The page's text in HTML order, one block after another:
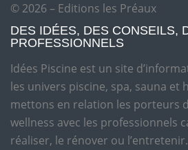
© 2026 – Editions les Préaux
DES IDÉES, DES CONSEILS,
PROFESSIONNELS
Idées Piscine est un site
les univers piscine, spa, sauna et
mettons en relation les porteurs
wellness avec les professionnels
réaliser, le rénover ou l’entretenir.